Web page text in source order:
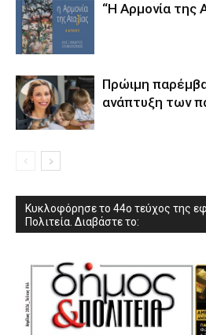
“Η Αρμονία της
Πρώιμη
ανάπτυξη των
Κυκλοφόρησε το 44ο τεύχος της
Πολιτεία. Διαβάστε το: